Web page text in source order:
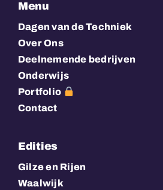
Menu
Dagen van de Techniek
Over Ons
Deelnemende bedrijven
Onderwijs
Portfolio
Contact
Edities
Gilze en Rijen
Waalwijk